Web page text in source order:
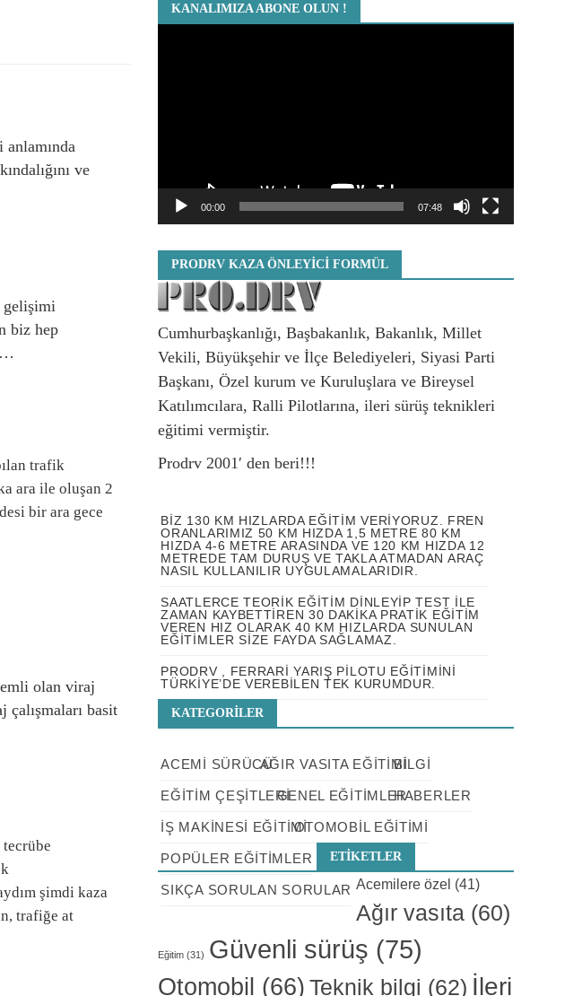
ve
gelişimi
biz hep
trafik
ara ile oluşan 2
bir ara gece
olan viraj
basit
şimdi kaza
trafiğe at
KANALIMIZA ABONE OLUN !
00:00 07:48
PRODRV KAZA ÖNLEYICI FORMÜL
Cumhurbaşkanlığı, Başbakanlık, Bakanlık, Millet
Vekili, Büyükşehir ve İlçe Belediyeleri, Siyasi Parti
Başkanı, Özel kurum ve Kuruluşlara ve Bireysel
Katılımcılara, Ralli Pilotlarına, ileri sürüş teknikleri
eğitimi vermiştir.
Prodrv 2001′ den beri!!!
BIZ 130 KM HIZLARDA EĞITIM VERIYORUZ. FREN
ORANLARIMIZ 50 KM HIZDA 1,5 METRE 80 KM
HIZDA 4-6 METRE ARASINDA VE 120 KM HIZDA 12
METREDE TAM DURUŞ VE TAKLA ATMADAN ARAÇ
NASIL KULLANILIR UYGULAMALARIDIR.
SAATLERCE TEORIK EĞITIM DINLEYIP TEST ILE
ZAMAN KAYBETTIREN 30 DAKIKA PRATIK EĞITIM
VEREN HIZ OLARAK 40 KM HIZLARDA SUNULAN
EĞITIMLER SIZE FAYDA SAĞLAMAZ.
PRODRV , FERRARI YARIŞ PILOTU EĞITIMINI
TÜRKIYE’DE VEREBILEN TEK KURUMDUR.
KATEGORILER
ACEMI SÜRÜCÜAĞIR VASITA EĞITIMIBILGI
EĞITIM ÇEŞITLERIGENEL EĞITIMLERHABERLER
İŞ MAKINESI EĞITIMIOTOMOBIL EĞITIMI
POPÜLER EĞITIMLER
SIKÇA SORULAN SORULAR
ETIKETLER
Acemilere özel (41)
Ağır vasıta (60)
Eğitim (31) Güvenli sürüş (75)
Otomobil (66) Teknik bilgi (62) İleri